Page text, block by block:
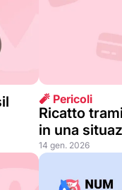
🧨 Pericoli
Ricatto
in una
14 gen. 2026